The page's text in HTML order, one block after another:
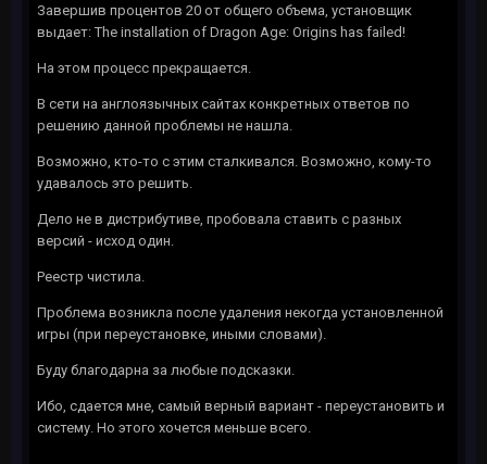
Завершив процентов 20 от общего объема, установщик
выдает: The installation of Dragon Age: Origins has failed!
На этом процесс прекращается.
В сети на англоязычных сайтах конкретных ответов по
решению данной проблемы не нашла.
Возможно, кто-то с этим сталкивался. Возможно, кому-то
удавалось это решить.
Дело не в дистрибутиве, пробовала ставить с разных
версий - исход один.
Реестр чистила.
Проблема возникла после удаления некогда установленной
игры (при переустановке, иными словами).
Буду благодарна за любые подсказки.
Ибо, сдается мне, самый верный вариант - переустановить и
систему. Но этого хочется меньше всего.